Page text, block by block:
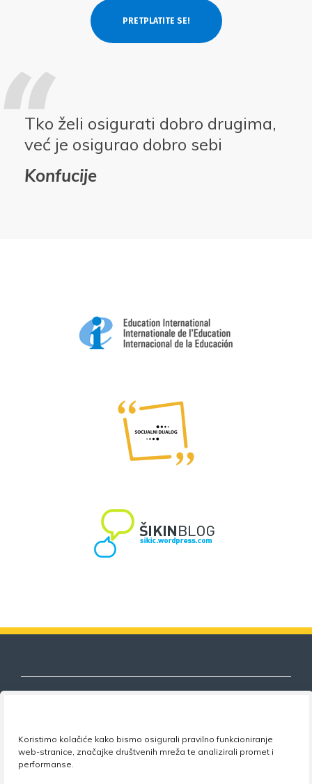
Koristimo kolačiće kako bismo osigurali pravilno funkcioniranje
web-stranice, značajke društvenih mreža te analizirali promet i
performanse.
Tko želi osigurati dobro drugima,
već je osigurao dobro sebi
Konfucije
Nezavisni sindikat znanosti i visokog
obrazovanja